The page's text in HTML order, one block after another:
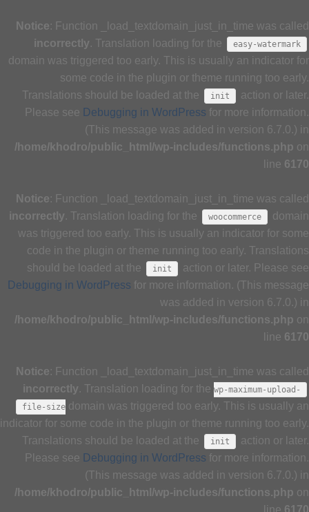
Notice: Function _load_textdomain_just_in_time was called
incorrectly. Translation loading for the easy-watermark
domain was triggered too early. This is usually an indicator for
some code in the plugin or theme running too early.
Translations should be loaded at the
init
action or later.
Please see Debugging in WordPress for more information.
(This message was added in version 6.7.0.) in
/home/khodro/public_html/wp-includes/functions.php on
line 6170
Notice: Function _load_textdomain_just_in_time was called
incorrectly. Translation loading for the woocommerce
domain
was triggered too early. This is usually an indicator for some
code in the plugin or theme running too early. Translations
should be loaded at the
init
action or later. Please see
Debugging in WordPress for more information. (This message
was added in version 6.7.0.) in
/home/khodro/public_html/wp-includes/functions.php on
line 6170
Notice: Function _load_textdomain_just_in_time was called
incorrectly. Translation loading for the wp-maximum-upload-
file-size domain was triggered too early. This is usually an
indicator for some code in the plugin or theme running too early.
Translations should be loaded at the
init
action or later.
Please see Debugging in WordPress for more information.
(This message was added in version 6.7.0.) in
/home/khodro/public_html/wp-includes/functions.php on
line 6170